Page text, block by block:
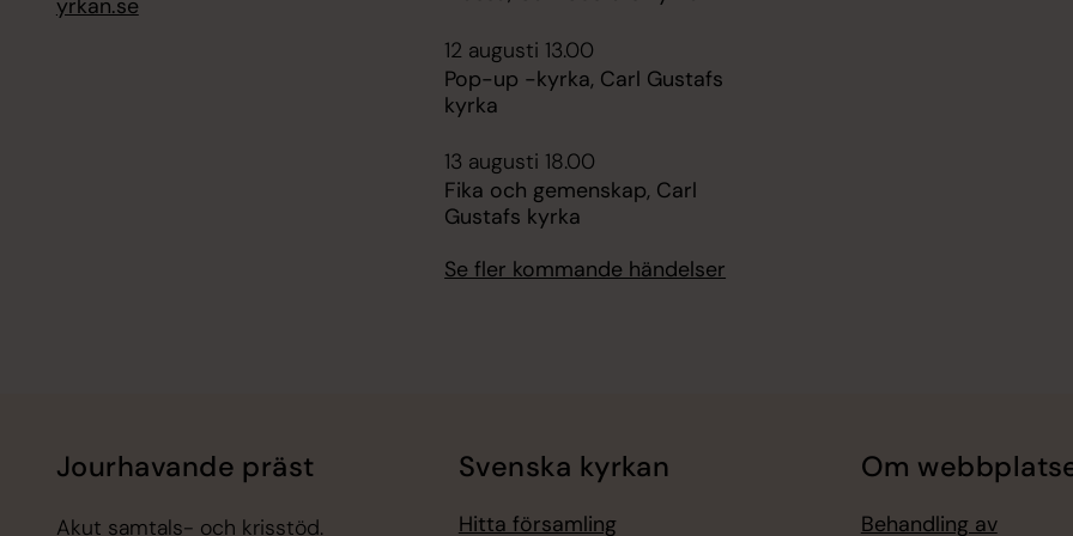
yrkan.se
12 augusti 13.00
Pop-up -kyrka, Carl Gustafs
kyrka
13 augusti 18.00
Fika och gemenskap, Carl
Gustafs kyrka
Se fler kommande händelser
Jourhavande präst
Akut samtals- och krisstöd.
Svenska kyrkan
Hitta församling
Om
Behandling av